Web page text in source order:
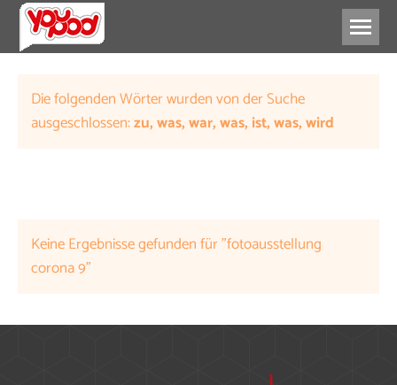
ENGAGEMENT
Die folgenden Wörter wurden von der Suche
ausgeschlossen:zu, was, war, was, ist, was, wird
Keine Ergebnisse gefunden für "fotoausstellung
corona 9"